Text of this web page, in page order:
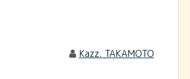
Kazz. TAKAMOTO